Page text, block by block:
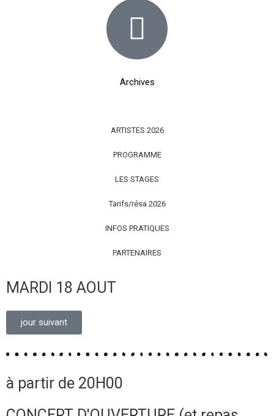
Archives
ARTISTES 2026
PROGRAMME
LES STAGES
Tarifs/résa 2026
INFOS PRATIQUES
PARTENAIRES
MARDI 18 AOUT
jour suivant
à partir de 20H00